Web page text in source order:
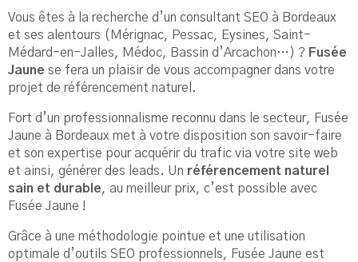
Vous êtes à la recherche d’un consultant SEO à Bordeaux
et ses alentours (Mérignac, Pessac, Eysines, Saint-
Médard-en-Jalles, Médoc, Bassin d’Arcachon…) ? Fusée
Jaune se fera un plaisir de vous accompagner dans votre
projet de référencement naturel.
Fort d’un professionnalisme reconnu dans le secteur, Fusée
Jaune à Bordeaux met à votre disposition son savoir-faire
et son expertise pour acquérir du trafic via votre site web
et ainsi, générer des leads. Un référencement naturel
sain et durable, au meilleur prix, c’est possible avec
Fusée Jaune !
Grâce à une méthodologie pointue et une utilisation
optimale d’outils SEO professionnels, Fusée Jaune est